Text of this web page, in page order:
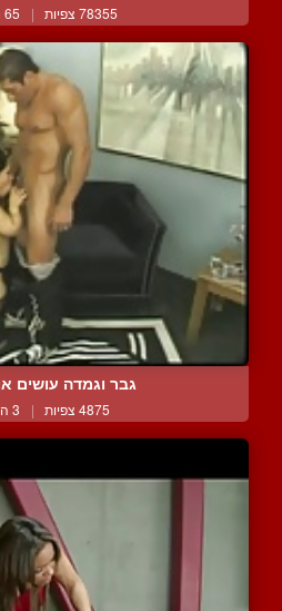
78355 צפיות | 65 המלצות
גבר וגמדה עושים
4875 צפיות | 3 המלצות